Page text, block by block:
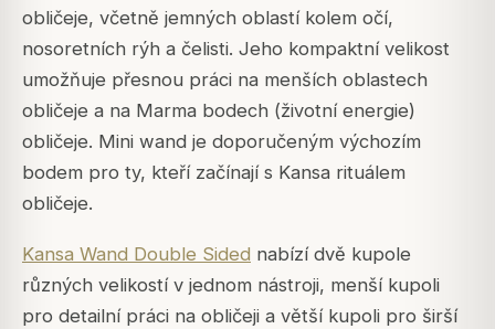
obličeje, včetně jemných oblastí kolem očí,
nosoretních rýh a čelisti. Jeho kompaktní velikost
umožňuje přesnou práci na menších oblastech
obličeje a na Marma bodech (životní energie)
obličeje. Mini wand je doporučeným výchozím
bodem pro ty, kteří začínají s Kansa rituálem
obličeje.
Kansa Wand Double Sided nabízí dvě kupole
různých velikostí v jednom nástroji, menší kupoli
pro detailní práci na obličeji a větší kupoli pro širší